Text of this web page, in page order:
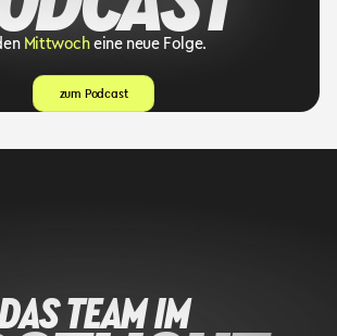
Mittwocheine neue Folge.
zum Podcast
TEAM IM